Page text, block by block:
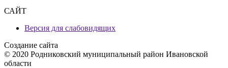
САЙТ
Версия для слабовидящих
Создание сайта
© 2020 Родниковский муниципальный район Ивановской
области